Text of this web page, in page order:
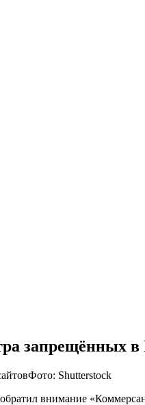
запрещённых в
Фото: Shutterstock
внимание